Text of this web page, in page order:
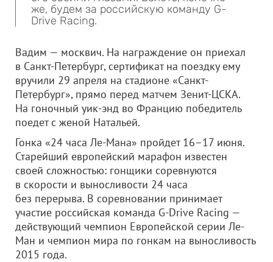
же, будем за российскую команду G-
Drive Racing.
Вадим — москвич. На награждение он приехал
в Санкт-Петербург, сертификат на поездку ему
вручили 29 апреля на стадионе «Санкт-
Петербург», прямо перед матчем Зенит-ЦСКА.
На гоночный уик-энд во Францию победитель
поедет с женой Натальей.
Гонка «24 часа Ле-Мана» пройдет 16–17 июня.
Старейший европейский марафон известен
своей сложностью: гонщики соревнуются
в скорости и выносливости 24 часа
без перерыва. В соревновании принимает
участие российская команда G-Drive Racing —
действующий чемпион Европейской серии Ле-
Ман и чемпион мира по гонкам на выносливость
2015 года.